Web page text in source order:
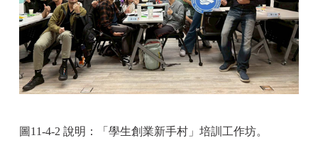
圖11-4-2 說明：「學生創業新手村」培訓工作坊。